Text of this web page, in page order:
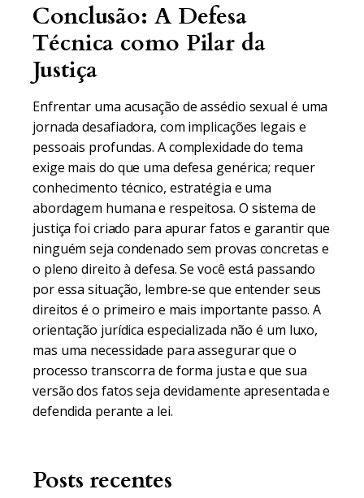
Conclusão: A Defesa
Técnica como Pilar da
Justiça
Enfrentar uma acusação de assédio sexual é uma
jornada desafiadora, com implicações legais e
pessoais profundas. A complexidade do tema
exige mais do que uma defesa genérica; requer
conhecimento técnico, estratégia e uma
abordagem humana e respeitosa. O sistema de
justiça foi criado para apurar fatos e garantir que
ninguém seja condenado sem provas concretas e
o pleno direito à defesa. Se você está passando
por essa situação, lembre-se que entender seus
direitos é o primeiro e mais importante passo. A
orientação jurídica especializada não é um luxo,
mas uma necessidade para assegurar que o
processo transcorra de forma justa e que sua
versão dos fatos seja devidamente apresentada e
defendida perante a lei.
Posts recentes